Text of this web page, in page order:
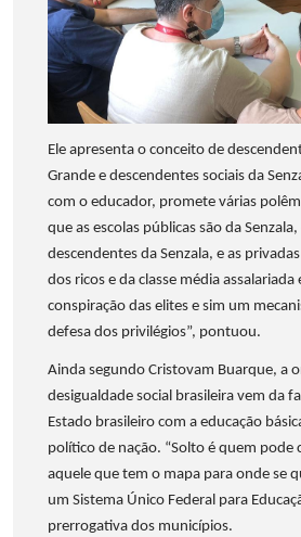
Ele apresenta o conceito de
Grande e descendentes sociais da
com o educador, promete várias
que as escolas públicas são da
descendentes da Senzala, e as
dos ricos e da classe média
conspiração das elites e sim um
defesa dos privilégios”, pontuou.
Ainda segundo Cristovam Buarque, a
desigualdade social brasileira vem da
Estado brasileiro com a educação
político de nação. “Solto é quem pode
aquele que tem o mapa para onde se
um Sistema Único Federal para
prerrogativa dos municípios.